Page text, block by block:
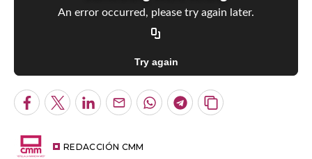
An error occurred, please try again later.
Try again
Facebook
TwitterLinkedInEnviarWhatsapp
Telegram
Copiar
REDACCIÓN CMM